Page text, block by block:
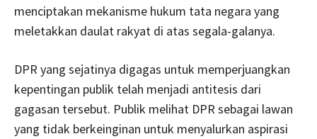
menciptakan mekanisme hukum tata negara yang
meletakkan daulat rakyat di atas segala-galanya.
DPR yang sejatinya digagas untuk memperjuangkan
kepentingan publik telah menjadi antitesis dari
gagasan tersebut. Publik melihat DPR sebagai lawan
yang tidak berkeinginan untuk menyalurkan aspirasi